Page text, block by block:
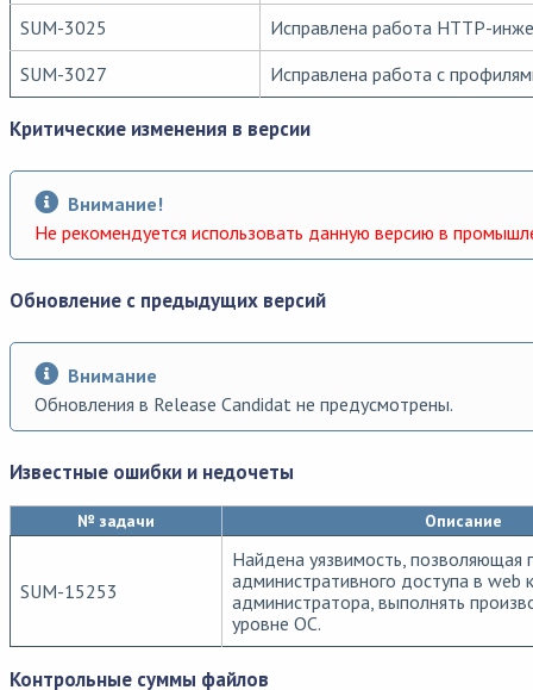
SUM-3025
Исправлена работа HTTP-
SUM-3027
Исправлена работа с
Критические изменения в версии
Внимание!
Не рекомендуется использовать данную версию в
Обновление с предыдущих версий
Внимание
Обновления в Release Candidat не предусмотрены.
Известные ошибки и недочеты
№ задачи Описание
SUM-15253
Найдена уязвимость, позволяющая
административного доступа в web
администратора, выполнять
уровне ОС.
Контрольные суммы файлов